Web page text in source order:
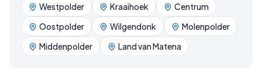
Westpolder Kraaihoek
Centrum
Oostpolder
Wilgendonk
Molenpolder
Middenpolder
Land van Matena